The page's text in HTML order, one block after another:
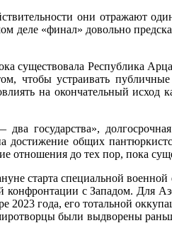
они отражают
деле «финал» довольно
существовала Республика
устраивать
на окончательный исход
государства», долгосрочная
общих
отношения до тех пор, пока
старта специальной
с Западом. Для
года, его тотальной
были выдворены